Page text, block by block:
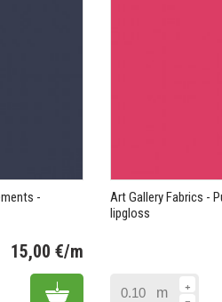
-
15,00 €/m
Add to cart
Art Gallery Fabrics -
lipgloss
m